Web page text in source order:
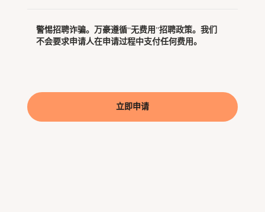
警惕招聘诈骗。万豪遵循“无费用”招聘政策。我们
不会要求申请人在申请过程中支付任何费用。
立即申请